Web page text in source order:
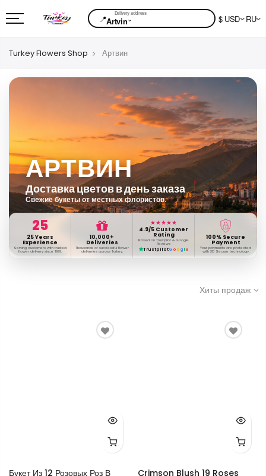
📍Artvin⌄ $ USD RU
Turkey Flowers Shop Артвин
АРТВИН
Доставка цветов в день заказа
Свежие букеты от местных флористов.
25
25 Years
Experience
Serving customers with trusted
flower delivery since 1999.
10,000+
Deliveries
Thousands of successful flower
deliveries across Turkey.
★★★★★
4.9/5 Customer
Rating
Based on Trustpilot & Google
Reviews
TrustpilotG o o g l e
100% Secure
Payment
Your payments are protected
with 3D Secure technology.
Хиты продаж
Букет Из 12 Розовых Роз В
Crimson Blush 19 Roses